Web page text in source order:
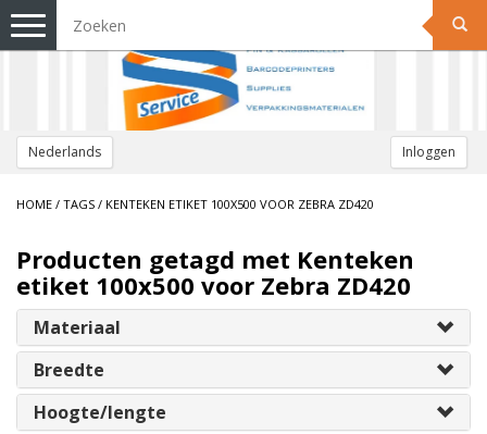
Nederlands Inloggen
Toggle
navigation
HOME / TAGS / KENTEKEN ETIKET 100X500 VOOR ZEBRA ZD420
Producten getagd met Kenteken
etiket 100x500 voor Zebra ZD420
Materiaal
Breedte
Hoogte/lengte